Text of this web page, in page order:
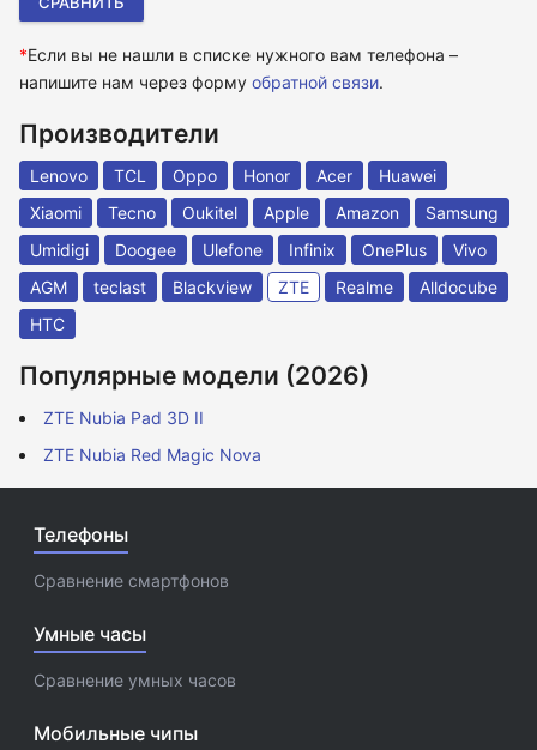
*Если вы не нашли в списке нужного вам телефона –
напишите нам через форму обратной связи.
Производители
Lenovo TCL Oppo Honor Acer
Huawei
Xiaomi
Tecno Oukitel Apple Amazon
Samsung
Umidigi
Doogee Ulefone Infinix OnePlus
Vivo
AGM
teclast Blackview ZTE Realme
Alldocube
HTC
Популярные модели (2026)
ZTE Nubia Pad 3D II
ZTE Nubia Red Magic Nova
Телефоны
Сравнение смартфонов
Умные часы
Сравнение умных часов
Мобильные чипы